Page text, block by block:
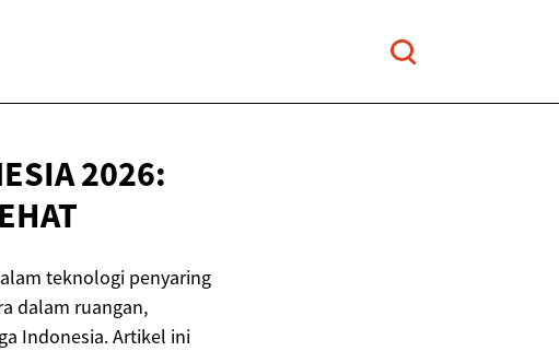
2026:
teknologi penyaring
dalam ruangan,
Indonesia. Artikel ini